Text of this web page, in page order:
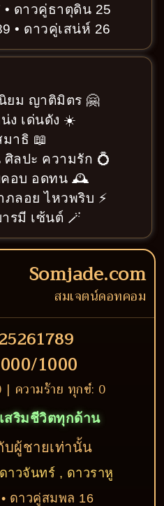
ดาวคู่ธาตุดิน 25
• ดาวคู่เสน่ห์ 26
ยม ญาติมิตร 🤗
ง เด่นดัง ☀️
าธิ 📖
ศิลปะ ความรัก 💍
คอบ อดทน 🕰️
ลอย ไหวพริบ ⚡
รมี เซ้นต์ 🪄
Somjade.com
สมเจตน์ดอทคอม
1000
| ความร้าย ทุกข์: 0
สริมชีวิตทุกด้าน
บผู้ชายเท่านั้น
าวจันทร์ , ดาวราหู
ดาวคู่สมพล 16